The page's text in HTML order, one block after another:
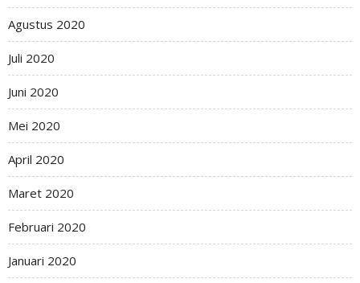
Agustus 2020
Juli 2020
Juni 2020
Mei 2020
April 2020
Maret 2020
Februari 2020
Januari 2020